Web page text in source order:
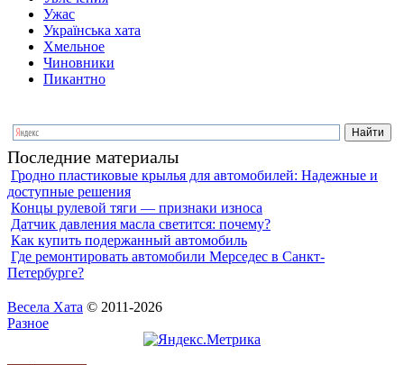
Ужас
Українська хата
Хмельное
Чиновники
Пикантно
Последние материалы
Гродно пластиковые крылья для автомобилей: Надежные и
доступные решения
Концы рулевой тяги — признаки износа
Датчик давления масла светится: почему?
Как купить подержанный автомобиль
Где ремонтировать автомобили Мерседес в Санкт-
Петербурге?
Весела Хата © 2011-2026
Разное